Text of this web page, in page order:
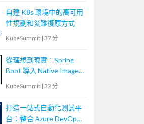
自建 K8s 環境中的高可用
性規劃和災難復原方式
KubeSummit | 37 分
從理想到現實：Spring
Boot 導入 Native Image
KubeSummit | 32 分
打造一站式自動化測試平
台：整合 Azure DevOps